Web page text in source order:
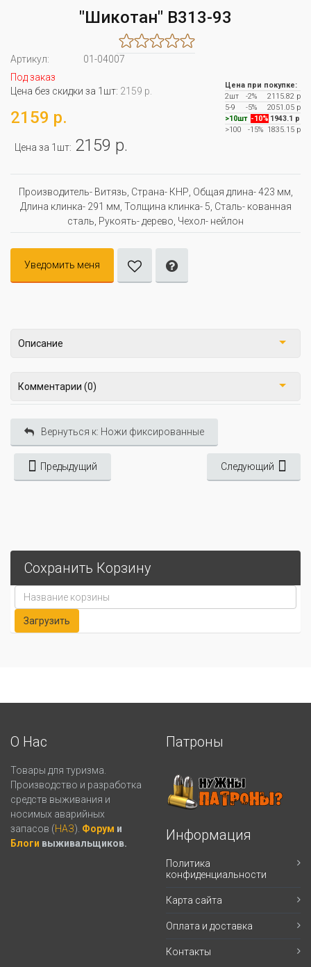
"Шикотан" B313-93
Артикул:
01-04007
Под заказ
Цена без скидки за 1шт: 2159 р.
2159 р.
Цена за 1шт: 2159 р.
Цена при покупке:
2шт
-2%
2115.82 р
5-9
-5%
2051.05 р
>10шт -10% 1943.1 р
>100
-15% 1835.15 р
Производитель- Витязь, Страна- КНР, Oбщая длина- 423 мм,
Длина клинка- 291 мм, Толщина клинка- 5, Сталь- кованная
сталь, Рукоять- дерево, Чехол- нейлон
Уведомить меня
Описание
Комментарии (0)
Вернуться к: Ножи фиксированные
Предыдущий Следующий
Сохранить Корзину
О Нас
Товары для туризма.
Производство и разработка
средств выживания и
носимых аварийных
запасов (НАЗ). Форум и
Блоги выживальщиков.
Патроны
Информация
Политика
конфиденциальности
Карта сайта
Оплата и доставка
Контакты